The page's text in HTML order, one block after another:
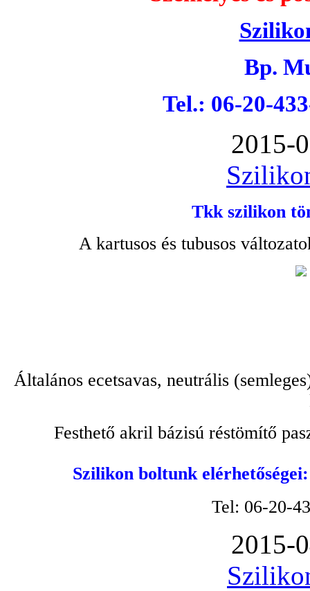
Bp.
Tel.: 06-20-
2015-
Tkk szilikon
A kartusos és tubusos
Általános ecetsavas, neutrális
Festhető akril bázisú réstömítő
Szilikon boltunk
Tel: 06-20-
2015-